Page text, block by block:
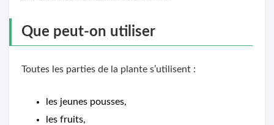
Que peut-on utiliser
Toutes les parties de la plante s’utilisent :
les jeunes pousses,
les fruits,